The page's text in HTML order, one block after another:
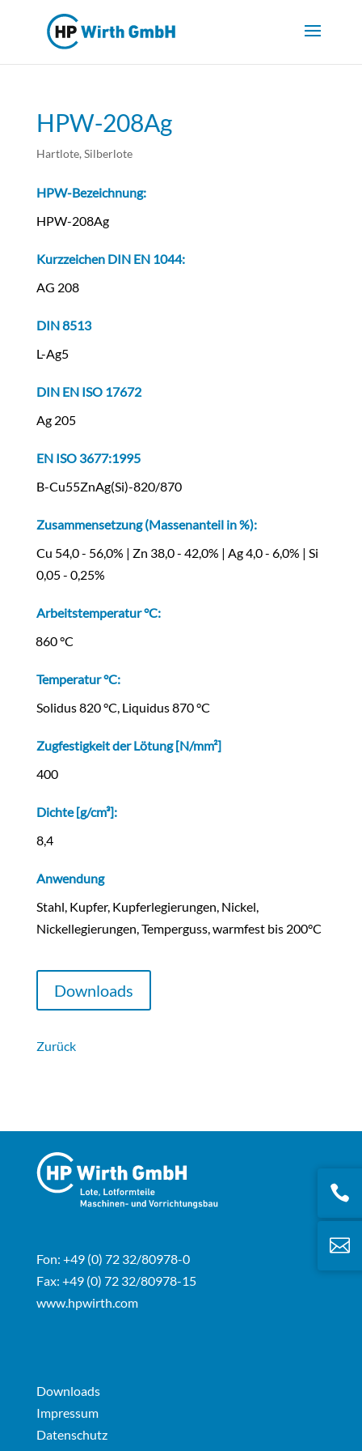
HPW-208Ag
Hartlote, Silberlote
HPW-Bezeichnung:
HPW-208Ag
Kurzzeichen DIN EN 1044:
AG 208
DIN 8513
L-Ag5
DIN EN ISO 17672
Ag 205
EN ISO 3677:1995
B-Cu55ZnAg(Si)-820/870
Zusammensetzung (Massenanteil in %):
Cu 54,0 - 56,0% | Zn 38,0 - 42,0% | Ag 4,0 - 6,0% | Si
0,05 - 0,25%
Arbeitstemperatur °C:
0860 °C
Temperatur °C:
Solidus 820 °C, Liquidus 870 °C
Zugfestigkeit der Lötung [N/mm²]
400
Dichte [g/cm³]:
8,4
Anwendung
Stahl, Kupfer, Kupferlegierungen, Nickel,
Nickellegierungen, Temperguss, warmfest bis 200°C
Downloads
Zurück
Fon: +49 (0) 72 32/80978-0
Fax: +49 (0) 72 32/80978-15
www.hpwirth.com
Downloads
Impressum
Datenschutz

